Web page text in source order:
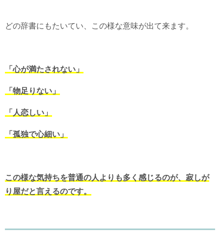
どの辞書にもたいてい、この様な意味が出て来ます。
「心が満たされない」
「物足りない」
「人恋しい」
「孤独で心細い」
この様な気持ちを普通の人よりも多く感じるのが、寂しが
り屋だと言えるのです。